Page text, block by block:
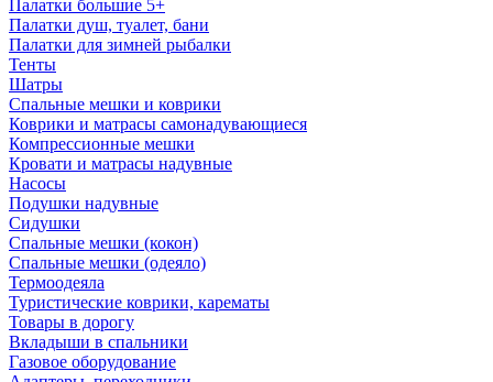
Палатки большие 5+
Палатки душ, туалет, бани
Палатки для зимней рыбалки
Тенты
Шатры
Спальные мешки и коврики
Коврики и матрасы самонадувающиеся
Компрессионные мешки
Кровати и матрасы надувные
Насосы
Подушки надувные
Сидушки
Спальные мешки (кокон)
Спальные мешки (одеяло)
Термоодеяла
Туристические коврики, карематы
Товары в дорогу
Вкладыши в спальники
Газовое оборудование